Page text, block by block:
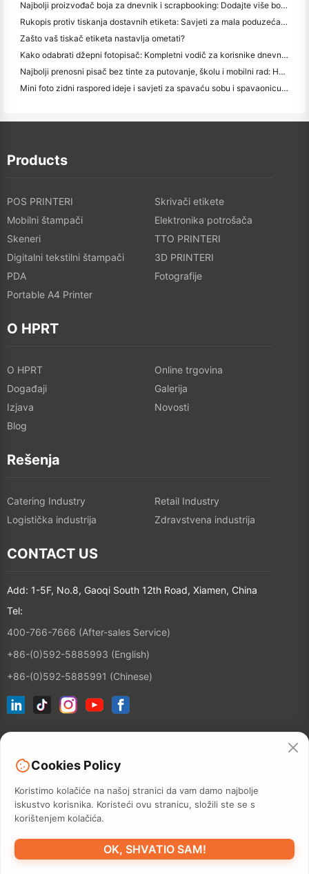
Najbolji proizvođač boja za dnevnik i scrapbooking: Dodajte više boja na svaku stranicu
Rukopis protiv tiskanja dostavnih etiketa: Savjeti za mala poduzeća u 2026.
Zašto vaš tiskač etiketa nastavlja ometati?
Kako odabrati džepni fotopisač: Kompletni vodič za korisnike dnevnika, putovanja i iPhone-a
Najbolji prenosni pisač bez tinte za putovanje, školu i mobilni rad: Hanin MT620 Pro Pregled
Mini foto zidni raspored ideje i savjeti za spavaću sobu i spavaonicu ukras
Products
POS PRINTERI
Skrivači etikete
Mobilni štampači
Elektronika potrošača
Skeneri
TTO PRINTERI
Digitalni tekstilni štampači
3D PRINTERI
PDA
Fotografije
Portable A4 Printer
O HPRT
O HPRT
Online trgovina
Događaji
Galerija
Izjava
Novosti
Blog
Rešenja
Catering Industry
Retail Industry
Logistička industrija
Zdravstvena industrija
CONTACT US
Add: 1-5F, No.8, Gaoqi South 12th Road, Xiamen, China
Tel:
400-766-7666 (After-sales Service)
+86-(0)592-5885993 (English)
+86-(0)592-5885991 (Chinese)
©2026 XIAMEN HANIN CO., LTD.POLITIKA PRIVATNOSTI
TERM
UPOTREBE SITEMAP
Cookies Policy
Koristimo kolačiće na našoj stranici da vam damo najbolje
iskustvo korisnika. Koristeći ovu stranicu, složili ste se s
korištenjem kolačića.
OK, SHVATIO SAM!